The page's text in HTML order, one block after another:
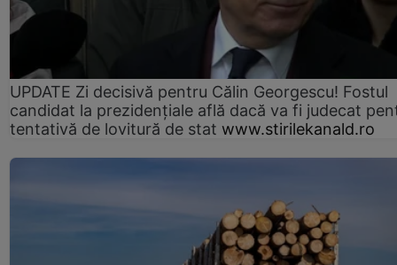
UPDATE Zi decisivă pentru Călin Georgescu! Fostul
candidat la prezidențiale află dacă va fi judecat
tentativă de lovitură de stat www.stirilekanald.ro